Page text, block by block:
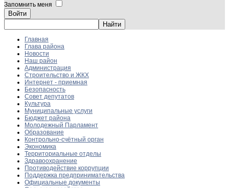
Запомнить меня
Войти
Главная
Глава района
Новости
Наш район
Администрация
Строительство и ЖКХ
Интернет - приемная
Безопасность
Совет депутатов
Культура
Муниципальные услуги
Бюджет района
Молодежный Парламент
Образование
Контрольно-счётный орган
Экономика
Территориальные отделы
Здравоохранение
Противодействие коррупции
Поддержка предпринимательства
Официальные документы